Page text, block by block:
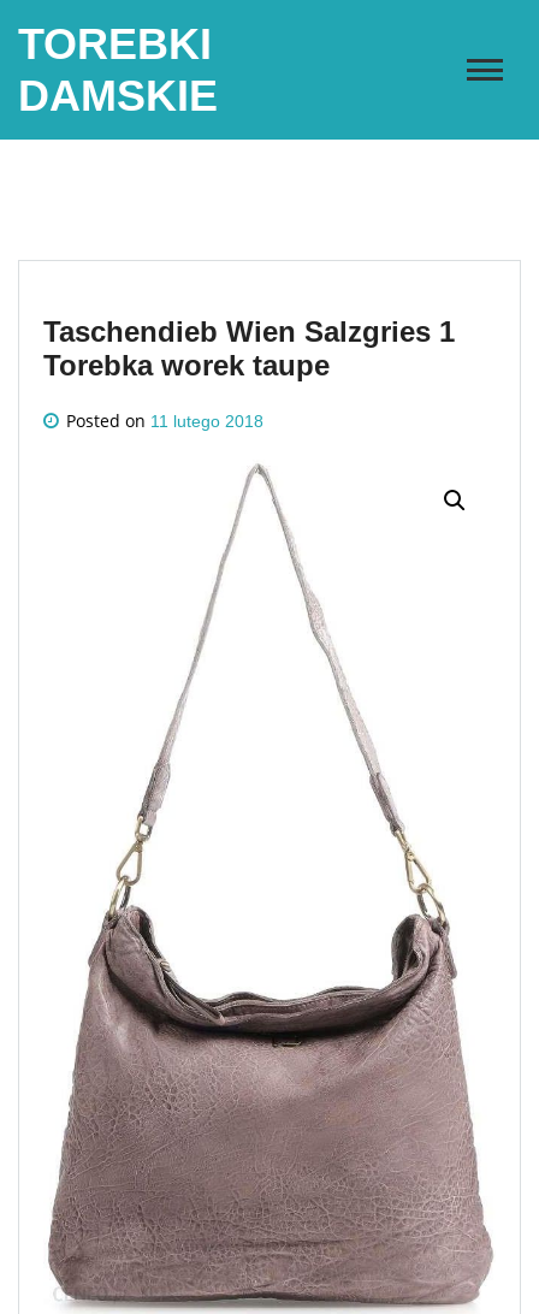
TOREBKI
DAMSKIE
Taschendieb Wien Salzgries 1
Torebka worek taupe
Posted on 11 lutego 2018